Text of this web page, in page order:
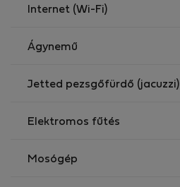
Internet (Wi-Fi)
Ágynemű
Jetted pezsgőfürdő (jacuzzi)
Elektromos fűtés
Mosógép